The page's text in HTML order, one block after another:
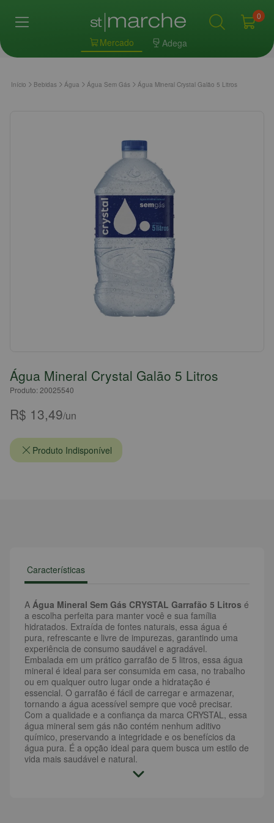
Mercado Adega
0
Início Bebidas Água Água Sem Gás Água Mineral Crystal Galão 5 Litros
Água Mineral Crystal Galão 5 Litros
Produto: 20025540
R$ 13,49/un
Produto Indisponível
Características
A Água Mineral Sem Gás CRYSTAL Garrafão 5 Litros é
a escolha perfeita para manter você e sua família
hidratados. Extraída de fontes naturais, essa água é
pura, refrescante e livre de impurezas, garantindo uma
experiência de consumo saudável e agradável.
Embalada em um prático garrafão de 5 litros, essa água
mineral é ideal para ser consumida em casa, no trabalho
ou em qualquer outro lugar onde a hidratação é
essencial. O garrafão é fácil de carregar e armazenar,
tornando a água acessível sempre que você precisar.
Com a qualidade e a confiança da marca CRYSTAL, essa
água mineral sem gás não contém nenhum aditivo
químico, preservando a integridade e os benefícios da
água pura. É a opção ideal para quem busca um estilo de
vida mais saudável e natural.